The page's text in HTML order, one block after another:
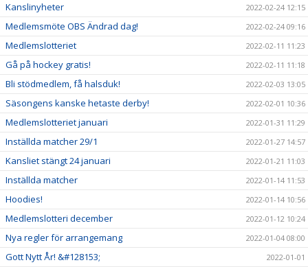
Kanslinyheter 2022-02-24 12:15
Medlemsmöte OBS Ändrad dag! 2022-02-24 09:16
Medlemslotteriet 2022-02-11 11:23
Gå på hockey gratis! 2022-02-11 11:18
Bli stödmedlem, få halsduk! 2022-02-03 13:05
Säsongens kanske hetaste derby! 2022-02-01 10:36
Medlemslotteriet januari 2022-01-31 11:29
Inställda matcher 29/1 2022-01-27 14:57
Kansliet stängt 24 januari 2022-01-21 11:03
Inställda matcher 2022-01-14 11:53
Hoodies! 2022-01-14 10:56
Medlemslotteri december 2022-01-12 10:24
Nya regler för arrangemang 2022-01-04 08:00
Gott Nytt År! &#128153;
2022-01-01